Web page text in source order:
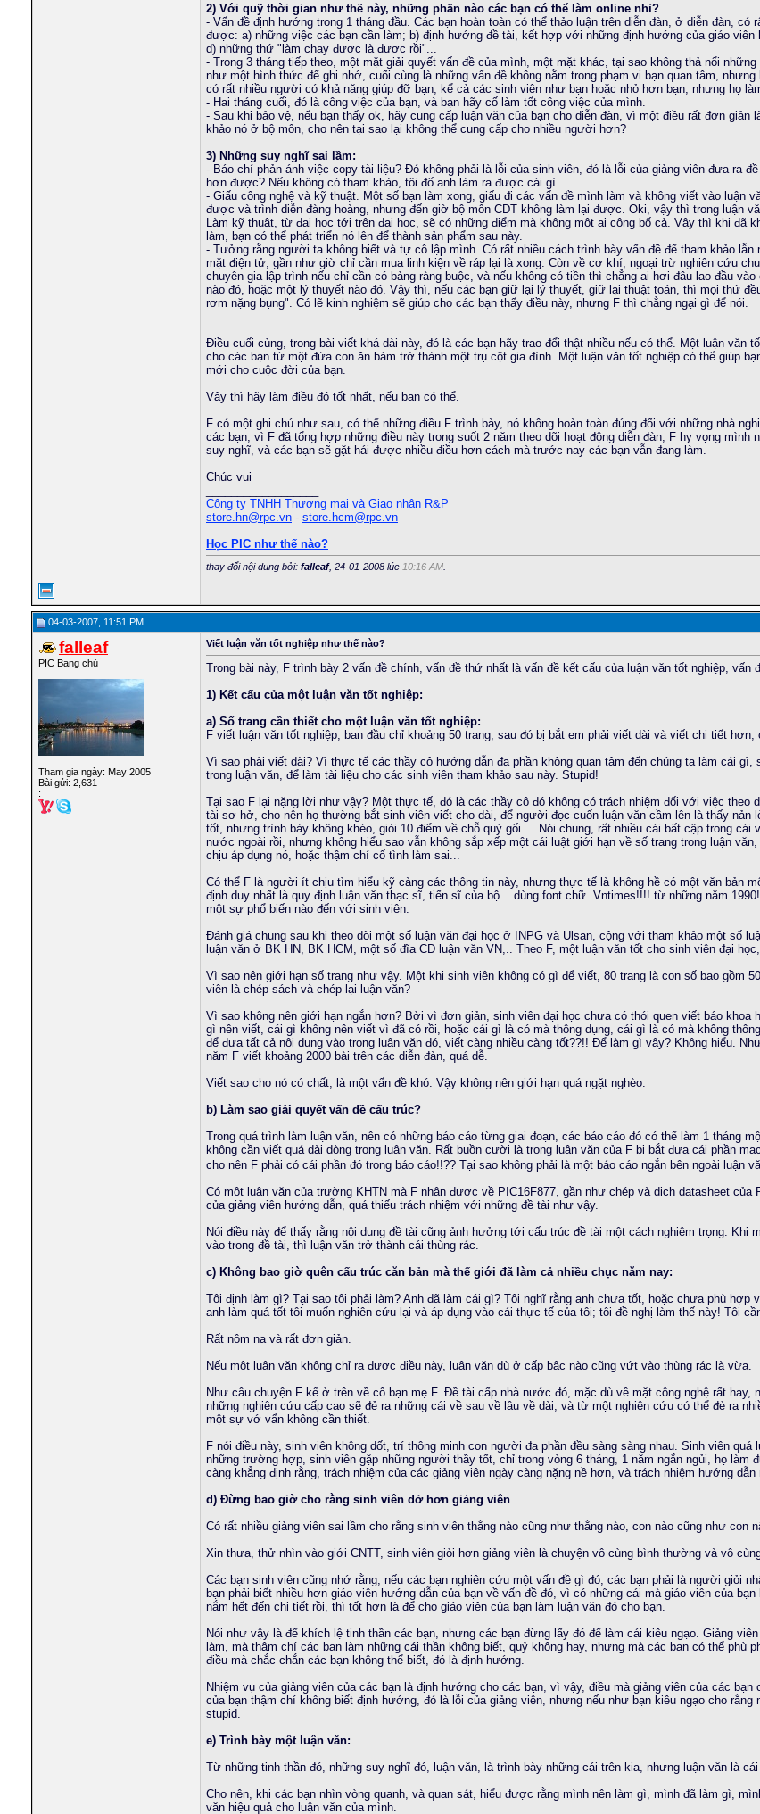
10-01-2025,08:31 PM
Chéo vào cuộc hẹn hò mới cùng...11-01-2025, 11:34 AM
Tình yêu mới mẻ từ trong bạn.11-01-2025,10:12 PM
Find Prettys Womans from your...14-01-2025,04:26 PM
Liên kết với vật lý tay yếm...20-01-2025,04:20 PM
Tìm hiểu về cách hành động...21-01-2025,11:42 AM
Tìm hiểu về cách hành động...24-01-2025, 08:59 AM
Hãy tìm hiểu thêm về cách sự...30-01-2025, 06:10 PM
Girls From Your City - No... 06-03-2026,09:59 PM
Girls From Your City - No...10-03-2026,04:08 AM
Girls From Your Town - No...11-03-2026,12:15 AM
Girls From Your Town - No...05-05-2026,04:19 PM
Womens In Your City -...08-05-2026,05:02 PM
Womens In Your Town -...13-05-2026,05:20 AM
Real Girls. Real Desire. Real...27-07-2026,11:50 AM
Ồ nghề anh Falleaf nói có...14-05-2007,01:25 AM
Supreme Сasual Dating -...04-05-2024,01:50 AM
Discover Casual Encounters...24-01-2025, 07:29 AM
Tình yêu được chăm sóc từ...25-01-2025,
Tìm hiểu cách hướng dẫn tốt...02-02-2025,07:16 AM
Womens From Your City -... 22-02-2026,06:26 AM
Girls In Your City - No...21-03-2026,09:53 PM
Girls In Your Town -... 09-04-2026,06:50 PM
Girls In Your City -...16-04-2026,
Womens From Your Town - No...25-04-2026,01:15 AM
Choose your companion for the...03-08-2026,09:27 PM
Anh F nói về việc làm luận... 09-07-2008,10:40 AM
minhthong_qn
robocon1 Womens From Your Town - No...22-04-2026,10:07 AM
sunrjse91dn
Womens From Your Town - No...29-04-2026,06:17 PM
Find a girl to explore the...23-07-2026,10:57 PM
falleaf Thành thật xin lỗi vì đã quá... 16-11-2008,02:10 PM
trungdaicadn
Looking for a partner for...19-03-2024,08:16 AM
tiamon
Superlative Сasual Dating -...04-05-2024,10:11 AM
Khám phá thế giới yêu thương...10-01-2025,10:01 AM
optimustrolai
Search Beautiful Girls from...17-01-2025,09:43 PM
Cảm thấy yêu hơn bằng cách... 18-01-2025, 07:36 AM
Tìm hiểu về cách hành động...10-02-2025,07:17 AM
Womens From Your City -...01-02-2026,09:24 AM
Girls In Your Town -...25-04-2026,06:11 PM
Girls From Your Town -...29-04-2026,07:16 PM
Girls From Your Town -...09-05-2026,05:27 AM
Find a girl who excites you01-08-2026,07:30 PM
Unsurpassed Сasual Dating -...04-05-2024,05:40 AM
Prime Сasual Dating -...04-05-2024,12:14 PM
Find Sexy Girls from your...28-01-2025, 07:51 PM
Tình yêu đầu tiên bắt đầu từ... 06-02-2025,
10:36 AM
08-02-2025,02:55 PM
Tình yêu đầu tiên bắt đầu từ... 16-02-2025,01:14 PM
Womens In Your Town -...29-01-2026,11:12 AM
Girls From Your City -... 18-04-2026, 04:11 AM
Girls From Your Town - No...07-05-2026,06:22 PM
Meet a girl who'll surprise...27-07-2026, 03:25 PM
Meet a girl who'll surprise... Hôm qua, 06:52 AM
cho hỏi cách làm Luận văn tốt...09-12-2008, 08:25 PM
Exemplary Сasual Dating -...06-05-2024,09:49 AM
Superlative Сasual Dating -...08-05-2024,08:42 PM
Casual Encounters Made Easy... 25-01-2025,
11:01 AM
real-time sex chat platform09-09-2025,02:19 AM
Womens From Your Town - No...10-03-2026,08:39 AM
Girls In Your City -...29-04-2026, 05:57 PM
Womens In Your Town -...02-05-2026,07:43 AM
Girls From Your Town -...
08:14 PM
30-07-2026,
Real women, real desire, real...Hôm qua,06:26 PM
12:08 AM
No strings attached...14-03-2024, 04:40 AM
Finest Сasual Dating - Live...06-05-2024,11:01 PM
Find Beautiful Girls in your...
Tìm hiểu về cách hành động...19-01-2025, 07:19 PM
Mở rộng khả năng tình dục của...29-01-2025,12:08 PM
01-02-2025,
Discover Casual Encounters... 13-02-2025,
08:39 PM
anonymous adult connections04-09-2025,08:08 AM
25-02-2026,04:08 AM
Girls In Your City - No...28-02-2026,01:00 PM
Womens In Your City -...06-03-2026,04:56 AM
Womens In Your City - No...11-05-2026,03:40 PM
Dear các bạn! Hiện Thăng có... 16-12-2010,02:19 AM
Tình yêu đầu tiên bắt đầu từ...07-02-2025,09:29 AM
Girls From Your City - No...08-03-2026,04:59 PM
Girls From Your Town -...
Girls From Your Town -...18-04-2026, 05:32 PM
12:00 PM
24-02-2012,
12-01-2025,09:16 AM
2) Với quỹ thời gian như thế này, những phần nào các bạn có thể làm online nhỉ?
- Vấn đề định hướng trong 1 tháng đầu. Các bạn hoàn toàn có thể thảo luận trên diễn đàn, ở diễn đàn,
được: a) những việc các bạn cần làm; b) định hướng đề tài, kết hợp với những định hướng của giáo
d) những thứ "làm chạy được là được rồi"...
- Trong 3 tháng tiếp theo, một mặt giải quyết vấn đề của mình, một mặt khác, tại sao không thả nổi
như một hình thức để ghi nhớ, cuối cùng là những vấn đề không nằm trong phạm vi bạn quan tâm,
có rất nhiều người có khả năng giúp đỡ bạn, kể cả các sinh viên như bạn hoặc nhỏ hơn bạn, nhưng họ
- Hai tháng cuối, đó là công việc của bạn, và bạn hãy cố làm tốt công việc của mình.
- Sau khi bảo vệ, nếu bạn thấy ok, hãy cung cấp luận văn của bạn cho diễn đàn, vì một điều rất đơn
khảo nó ở bộ môn, cho nên tại sao lại không thể cung cấp cho nhiều người hơn?
3) Những suy nghĩ sai lầm:
- Báo chí phản ánh việc copy tài liệu? Đó không phải là lỗi của sinh viên, đó là lỗi của giảng viên đưa ra
hơn được? Nếu không có tham khảo, tôi đố anh làm ra được cái gì.
- Giấu công nghệ và kỹ thuật. Một số bạn làm xong, giấu đi các vấn đề mình làm và không viết vào luận
được và trình diễn đàng hoàng, nhưng đến giờ bộ môn CDT không làm lại được. Oki, vậy thì trong luận
Làm kỹ thuật, từ đại học tới trên đại học, sẽ có những điểm mà không một ai công bố cả. Vậy thì khi
làm, bạn có thể phát triển nó lên để thành sản phẩm sau này.
- Tưởng rằng người ta không biết và tự cô lập mình. Có rất nhiều cách trình bày vấn đề để tham khảo
mặt điện tử, gần như giờ chỉ cần mua linh kiện về ráp lại là xong. Còn về cơ khí, ngoại trừ nghiên cứu
chuyên gia lập trình nếu chỉ cần có bảng ràng buộc, và nếu không có tiền thì chẳng ai hơi đâu lao đầu
nào đó, hoặc một lý thuyết nào đó. Vậy thì, nếu các bạn giữ lại lý thuyết, giữ lại thuật toán, thì mọi thứ
rơm nặng bụng". Có lẽ kinh nghiệm sẽ giúp cho các bạn thấy điều này, nhưng F thì chẳng ngại gì để nói.
Điều cuối cùng, trong bài viết khá dài này, đó là các bạn hãy trao đổi thật nhiều nếu có thể. Một luận văn
cho các bạn từ một đứa con ăn bám trở thành một trụ cột gia đình. Một luận văn tốt nghiệp có thể giúp
mới cho cuộc đời của bạn.
Vậy thì hãy làm điều đó tốt nhất, nếu bạn có thể.
F có một ghi chú như sau, có thể những điều F trình bày, nó không hoàn toàn đúng đối với những nhà
các bạn, vì F đã tổng hợp những điều này trong suốt 2 năm theo dõi hoạt động diễn đàn, F hy vọng
suy nghĩ, và các bạn sẽ gặt hái được nhiều điều hơn cách mà trước nay các bạn vẫn đang làm.
Chúc vui
Công ty TNHH Thương mại và Giao nhận R&P
store.hn@rpc.vn - store.hcm@rpc.vn
Học PIC như thế nào?
thay đổi nội dung bởi: falleaf, 24-01-2008 lúc 10:16 AM
04-03-2007, 11:51 PM
falleaf
PIC Bang chủ
Tham gia ngày: May 2005
Bài gửi: 2,631
:
Viết luận văn tốt nghiệp như thế nào?
Trong bài này, F trình bày 2 vấn đề chính, vấn đề thứ nhất là vấn đề kết cấu của luận văn tốt nghiệp,
1) Kết cấu của một luận văn tốt nghiệp:
a) Số trang cần thiết cho một luận văn tốt nghiệp:
F viết luận văn tốt nghiệp, ban đầu chỉ khoảng 50 trang, sau đó bị bắt em phải viết dài và viết chi tiết
Vì sao phải viết dài? Vì thực tế các thầy cô hướng dẫn đa phần không quan tâm đến chúng ta làm cái
trong luận văn, để làm tài liệu cho các sinh viên tham khảo sau này. Stupid!
Tại sao F lại nặng lời như vậy? Một thực tế, đó là các thầy cô đó không có trách nhiệm đối với việc
tài sơ hở, cho nên họ thường bắt sinh viên viết cho dài, để người đọc cuốn luận văn cầm lên là thấy nản
tốt, nhưng trình bày không khéo, giỏi 10 điểm về chỗ quỳ gối.... Nói chung, rất nhiều cái bất cập trong
nước ngoài rồi, nhưng không hiểu sao vẫn không sắp xếp một cái luật giới hạn về số trang trong luận
chịu áp dụng nó, hoặc thậm chí cố tình làm sai...
Có thể F là người ít chịu tìm hiểu kỹ càng các thông tin này, nhưng thực tế là không hề có một văn bản
định duy nhất là quy định luận văn thạc sĩ, tiến sĩ của bộ... dùng font chữ .Vntimes!!!! từ những năm
một sự phổ biến nào đến với sinh viên.
Đánh giá chung sau khi theo dõi một số luận văn đại học ở INPG và Ulsan, cộng với tham khảo một số
luận văn ở BK HN, BK HCM, một số đĩa CD luận văn VN,.. Theo F, một luận văn tốt cho sinh viên đại
Vì sao nên giới hạn số trang như vậy. Một khi sinh viên không có gì để viết, 80 trang là con số bao gồm
viên là chép sách và chép lại luận văn?
Vì sao không nên giới hạn ngắn hơn? Bởi vì đơn giản, sinh viên đại học chưa có thói quen viết báo
gì nên viết, cái gì không nên viết vì đã có rồi, hoặc cái gì là có mà thông dụng, cái gì là có mà không
để đưa tất cả nội dung vào trong luận văn đó, viết càng nhiều càng tốt??!! Để làm gì vậy? Không hiểu.
năm F viết khoảng 2000 bài trên các diễn đàn, quá dễ.
Viết sao cho nó có chất, là một vấn đề khó. Vậy không nên giới hạn quá ngặt nghèo.
b) Làm sao giải quyết vấn đề cấu trúc?
Trong quá trình làm luận văn, nên có những báo cáo từng giai đoạn, các báo cáo đó có thể làm 1 tháng
không cần viết quá dài dòng trong luận văn. Rất buồn cười là trong luận văn của F bị bắt đưa cái phần
cho nên F phải có cái phần đó trong báo cáo!!?? Tại sao không phải là một báo cáo ngắn bên ngoài luận
Có một luận văn của trường KHTN mà F nhận được về PIC16F877, gần như chép và dịch datasheet
của giảng viên hướng dẫn, quá thiếu trách nhiệm với những đề tài như vậy.
Nói điều này để thấy rằng nội dung đề tài cũng ảnh hưởng tới cấu trúc đề tài một cách nghiêm trọng.
vào trong đề tài, thì luận văn trở thành cái thùng rác.
c) Không bao giờ quên cấu trúc căn bản mà thế giới đã làm cả nhiều chục năm nay:
Tôi định làm gì? Tại sao tôi phải làm? Anh đã làm cái gì? Tôi nghĩ rằng anh chưa tốt, hoặc chưa phù
anh làm quá tốt tôi muốn nghiên cứu lại và áp dụng vào cái thực tế của tôi; tôi đề nghị làm thế này! Tôi
Rất nôm na và rất đơn giản.
Nếu một luận văn không chỉ ra được điều này, luận văn dù ở cấp bậc nào cũng vứt vào thùng rác là vừa.
Như câu chuyện F kể ở trên về cô bạn mẹ F. Đề tài cấp nhà nước đó, mặc dù về mặt công nghệ rất
những nghiên cứu cấp cao sẽ đẻ ra những cái về sau về lâu về dài, và từ một nghiên cứu có thể đẻ ra
một sự vớ vẩn không cần thiết.
F nói điều này, sinh viên không dốt, trí thông minh con người đa phần đều sàng sàng nhau. Sinh viên
những trường hợp, sinh viên gặp những người thầy tốt, chỉ trong vòng 6 tháng, 1 năm ngắn ngủi, họ
càng khẳng định rằng, trách nhiệm của các giảng viên ngày càng nặng nề hơn, và trách nhiệm hướng
d) Đừng bao giờ cho rằng sinh viên dở hơn giảng viên
Có rất nhiều giảng viên sai lầm cho rằng sinh viên thằng nào cũng như thằng nào, con nào cũng như con
Xin thưa, thử nhìn vào giới CNTT, sinh viên giỏi hơn giảng viên là chuyện vô cùng bình thường và vô
Các bạn sinh viên cũng nhớ rằng, nếu các bạn nghiên cứu một vấn đề gì đó, các bạn phải là người giỏi
bạn phải biết nhiều hơn giáo viên hướng dẫn của bạn về vấn đề đó, vì có những cái mà giáo viên của
nắm hết đến chi tiết rồi, thì tốt hơn là để cho giáo viên của bạn làm luận văn đó cho bạn.
Nói như vậy là để khích lệ tinh thần các bạn, nhưng các bạn đừng lấy đó để làm cái kiêu ngạo. Giảng
làm, mà thậm chí các bạn làm những cái thần không biết, quỷ không hay, nhưng mà các bạn có thể phù
điều mà chắc chắn các bạn không thể biết, đó là định hướng.
Nhiệm vụ của giảng viên của các bạn là định hướng cho các bạn, vì vậy, điều mà giảng viên của các
của bạn thậm chí không biết định hướng, đó là lỗi của giảng viên, nhưng nếu như bạn kiêu ngạo cho
stupid.
e) Trình bày một luận văn:
Từ những tinh thần đó, những suy nghĩ đó, luận văn, là trình bày những cái trên kia, nhưng luận văn là
Cho nên, khi các bạn nhìn vòng quanh, và quan sát, hiểu được rằng mình nên làm gì, mình đã làm gì,
văn hiệu quả cho luận văn của mình.